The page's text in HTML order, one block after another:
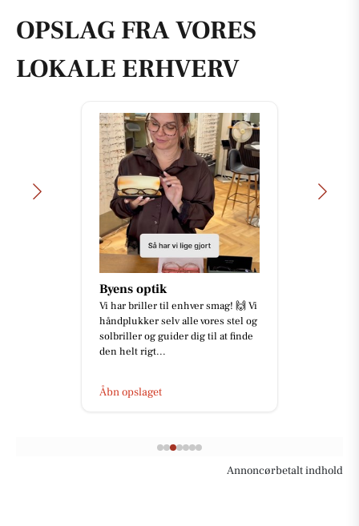
OPSLAG FRA VORES
LOKALE ERHVERV
Byens optik
Vi har briller til enhver smag! 🙌 Vi
håndplukker selv alle vores stel og
solbriller og guider dig til at finde
den helt rigt...
Åbn opslaget
Annoncørbetalt indhold